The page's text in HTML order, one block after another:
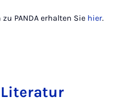
PANDA erhalten Sie hier.